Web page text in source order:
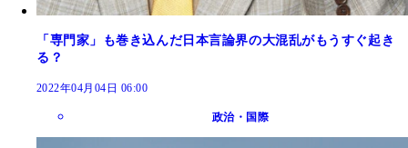
「専門家」も巻き込んだ日本言論界の大混乱がもうすぐ起き
る？
2022年04月04日 06:00
政治・国際